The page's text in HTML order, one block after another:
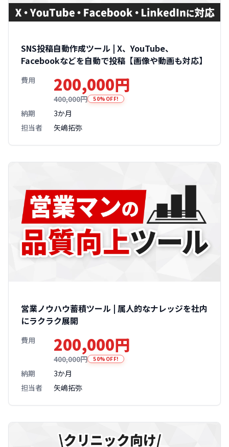
SNS投稿自動作成ツール | X、YouTube、
Facebookなどを自動で投稿【画像や動画も対応】
費用 200,000円
400,000円 50%OFF!
納期
3か月
担当者
矢嶋拓弥
営業ノウハウ蓄積ツール | 属人的なナレッジを社内
にラクラク展開
費用 200,000円
400,000円 50%OFF!
納期
3か月
担当者
矢嶋拓弥